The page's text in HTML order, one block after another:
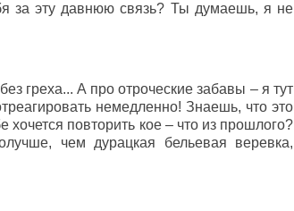
за эту давнюю связь? Ты думаешь, я не
греха... А про отроческие забавы – я тут
немедленно! Знаешь, что это
повторить кое – что из прошлого?
чем дурацкая бельевая веревка,